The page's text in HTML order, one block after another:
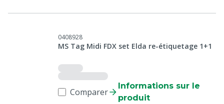
0408928
MS Tag Midi FDX set Elda re-étiquetage 1+1
Comparer
Informations sur le
produit